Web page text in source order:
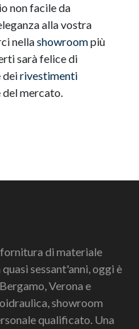
non facile da
alla vostra
nellashowroompiù
sarà felice di
deirivestimenti
mercato.
di materiale
sessant'anni, oggi è
Verona e
showroom
qualificato. Una